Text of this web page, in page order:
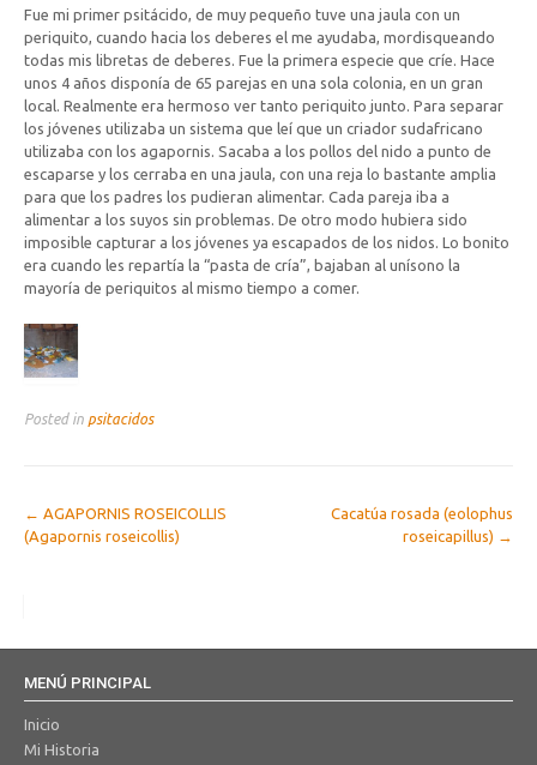
Fue mi primer psitácido, de muy pequeño tuve una jaula con un
periquito, cuando hacia los deberes el me ayudaba, mordisqueando
todas mis libretas de deberes. Fue la primera especie que críe. Hace
unos 4 años disponía de 65 parejas en una sola colonia, en un gran
local. Realmente era hermoso ver tanto periquito junto. Para separar
los jóvenes utilizaba un sistema que leí que un criador sudafricano
utilizaba con los agapornis. Sacaba a los pollos del nido a punto de
escaparse y los cerraba en una jaula, con una reja lo bastante amplia
para que los padres los pudieran alimentar. Cada pareja iba a
alimentar a los suyos sin problemas. De otro modo hubiera sido
imposible capturar a los jóvenes ya escapados de los nidos. Lo bonito
era cuando les repartía la “pasta de cría”, bajaban al unísono la
mayoría de periquitos al mismo tiempo a comer.
Posted in psitacidos
Post
navigation
←
AGAPORNIS ROSEICOLLIS
(Agapornis roseicollis)
Cacatúa rosada (eolophus
roseicapillus)
→
MENÚ PRINCIPAL
Inicio
Mi Historia